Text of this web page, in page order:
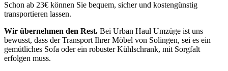
Schon ab 23€ können Sie bequem, sicher und kostengünstig
transportieren lassen.
Wir übernehmen den Rest. Bei Urban Haul Umzüge ist uns
bewusst, dass der Transport Ihrer Möbel von Solingen, sei es ein
gemütliches Sofa oder ein robuster Kühlschrank, mit Sorgfalt
erfolgen muss.